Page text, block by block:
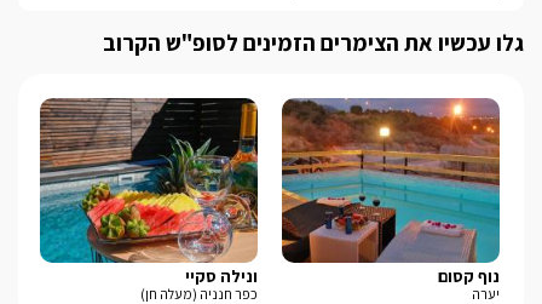
גלו עכשיו את הצימרים הזמינים לסופ"ש הקרוב
נוף קסום
יערה
ונילה סקיי
כפר חנניה (מעלה חן)